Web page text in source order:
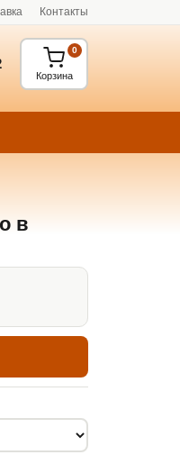
Контакты
Корзина
0
в